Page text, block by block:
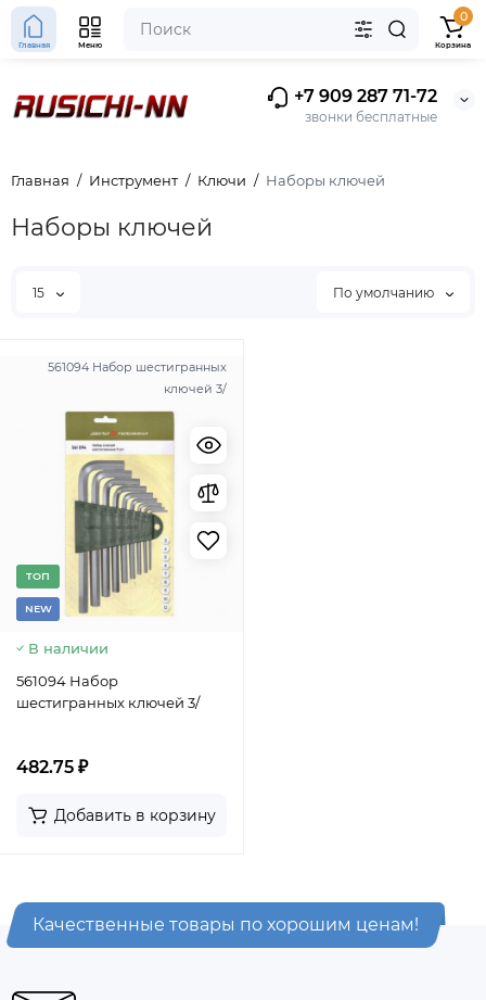
+7 909 287 71-72
звонки бесплатные
Главная Меню
0
Корзина
Главная Инструмент Ключи Наборы ключей
Наборы ключей
15 По умолчанию
561094 Набор шестигранных
ключей 3/
TОП
NEW
В наличии
561094 Набор
шестигранных ключей 3/
482.75 ₽
Добавить в корзину
Качественные товары по хорошим ценам!